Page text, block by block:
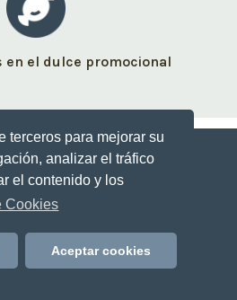
terceros para mejorar su
analizar el tráfico
el contenido y los
Cookies
Aceptar cookies
en el dulce promocional